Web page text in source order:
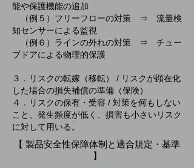
能や保護機能の追加
（例５）フリーフローの対策 ⇒ 流量検
知センサーによる監視
（例６）ラインの外れの対策 ⇒ チュー
ブドアによる物理的保護
３．リスクの転嫁（移転） / リスクが顕在化
した場合の損失補償の準備（保険）
４．リスクの保有・受容 / 対策を何もしない
こと、 発生頻度が低く、損害も小さいリスク
に対して用いる。
【 製品安全性保障体制と適合規定・基準
】